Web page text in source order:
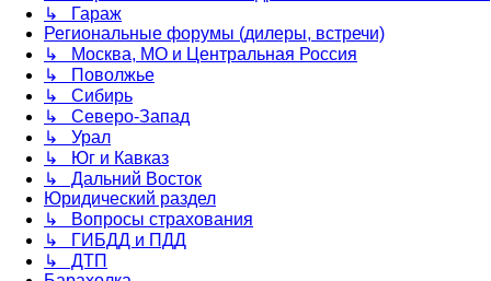
↳ Гараж
Региональные форумы (дилеры, встречи)
↳ Москва, МО и Центральная Россия
↳ Поволжье
↳ Сибирь
↳ Северо-Запад
↳ Урал
↳ Юг и Кавказ
↳ Дальний Восток
Юридический раздел
↳ Вопросы страхования
↳ ГИБДД и ПДД
↳ ДТП